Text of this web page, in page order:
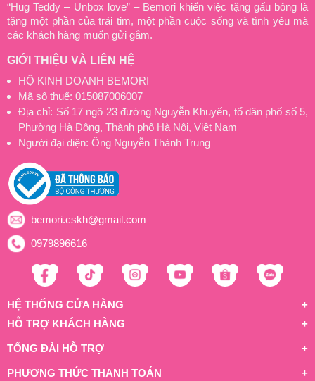
“Hug Teddy – Unbox love” – Bemori khiến việc tặng gấu bông là
tặng một phần của trái tim, một phần cuộc sống và tình yêu mà
các khách hàng muốn gửi gắm.
GIỚI THIỆU VÀ LIÊN HỆ
HỘ KINH DOANH BEMORI
Mã số thuế: 015087006007
Địa chỉ: Số 17 ngõ 23 đường Nguyễn Khuyến, tổ dân phố số 5,
Phường Hà Đông, Thành phố Hà Nội, Việt Nam
Người đại diện: Ông Nguyễn Thành Trung
bemori.cskh@gmail.com
0979896616
HỆ THỐNG CỬA HÀNG
HỖ TRỢ KHÁCH HÀNG
TỔNG ĐÀI HỖ TRỢ
PHƯƠNG THỨC THANH TOÁN